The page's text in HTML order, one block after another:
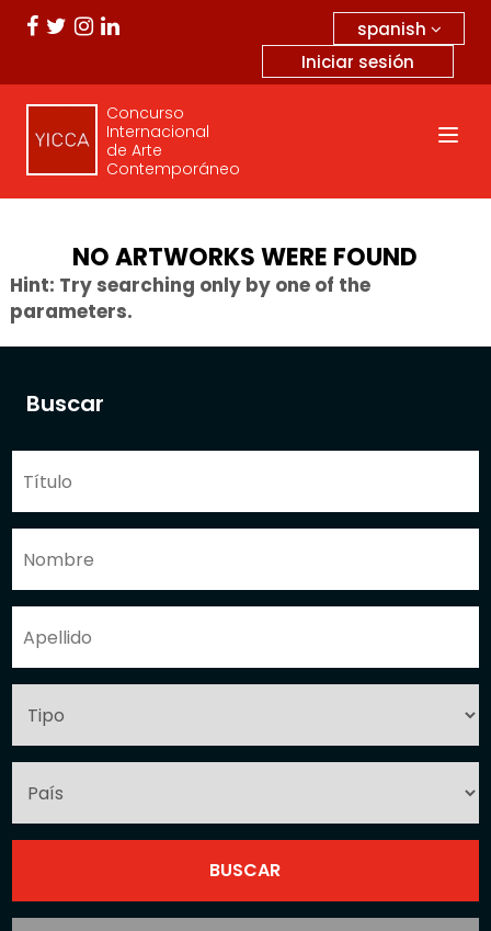
spanish
Iniciar sesión
Concurso
Internacional
de Arte
Contemporáneo
Buscar
NO ARTWORKS WERE FOUND
Hint: Try searching only by one of the
parameters.